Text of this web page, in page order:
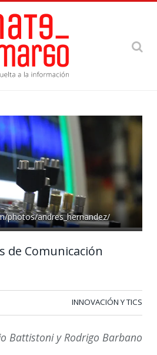
photos/andres_hernandez/
de Comunicación
INNOVACIÓN Y TICS
Battistoni y Rodrigo Barbano